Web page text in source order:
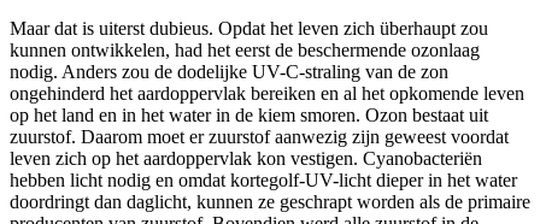
Maar dat is uiterst dubieus. Opdat het leven zich überhaupt zou
kunnen ontwikkelen, had het eerst de beschermende ozonlaag
nodig. Anders zou de dodelijke UV-C-straling van de zon
ongehinderd het aardoppervlak bereiken en al het opkomende leven
op het land en in het water in de kiem smoren. Ozon bestaat uit
zuurstof. Daarom moet er zuurstof aanwezig zijn geweest voordat
leven zich op het aardoppervlak kon vestigen. Cyanobacteriën
hebben licht nodig en omdat kortegolf-UV-licht dieper in het water
doordringt dan daglicht, kunnen ze geschrapt worden als de primaire